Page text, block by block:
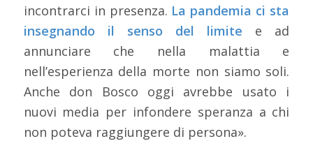
incontrarci in presenza. La pandemia ci sta
insegnando il senso del limite e ad
annunciare che nella malattia e
nell’esperienza della morte non siamo soli.
Anche don Bosco oggi avrebbe usato i
nuovi media per infondere speranza a chi
non poteva raggiungere di persona».